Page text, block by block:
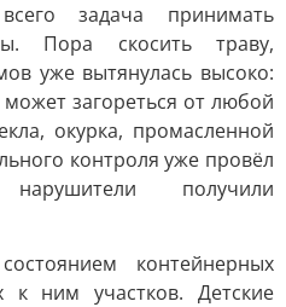
задача принимать
Пора скосить траву,
уже вытянулась высоко:
загореться от любой
окурка, промасленной
контроля уже провёл
получили
контейнерных
к ним участков. Детские